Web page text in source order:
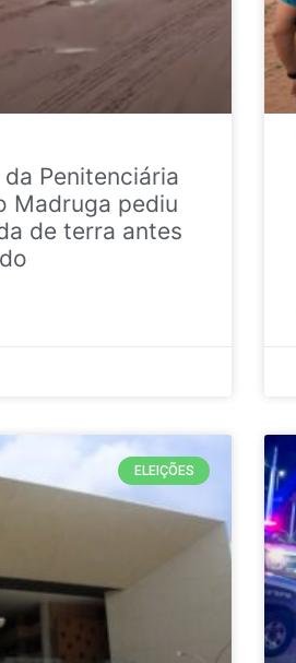
Penitenciária
Madruga pediu
de terra antes
ELEIÇÕES